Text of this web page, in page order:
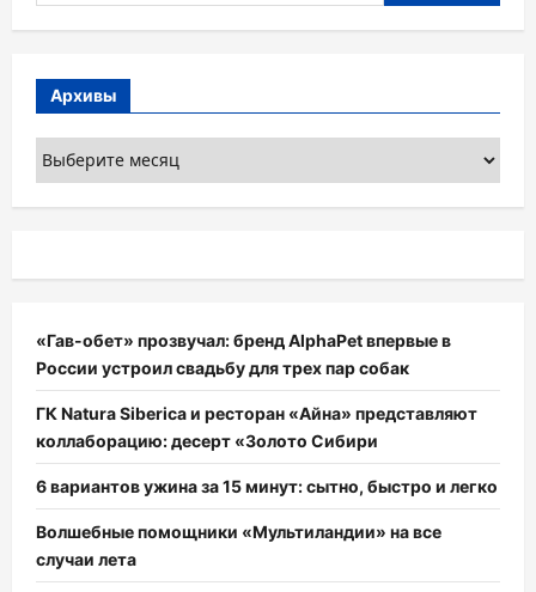
Архивы
Архивы
«Гав-обет» прозвучал: бренд AlphaPet впервые в
России устроил свадьбу для трех пар собак
ГК Natura Siberica и ресторан «Айна» представляют
коллаборацию: десерт «Золото Сибири
6 вариантов ужина за 15 минут: сытно, быстро и легко
Волшебные помощники «Мультиландии» на все
случаи лета